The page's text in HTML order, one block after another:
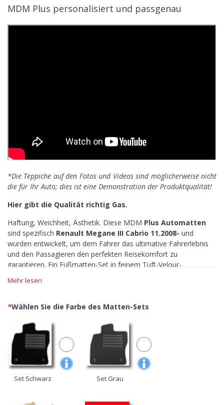
MDM Plus personalisiert und passgenau
*Die Teppiche auf den Fotos und Videos sind möglicherweise nicht
die für Ihr Auto; dies ist eine Demonstration der Produktqualität!
Hier gibt die Qualität richtig Gas.
Haftung, Weichheit, Ästhetik. Diese MDM Plus Automatten
sind spezifisch Renault Megane III Cabrio 11.2008- und
wurden entwickelt, um dem Fahrer das ultimative Fahrerlebnis
und den Passagieren den perfekten Reisekomfort zu
garantieren. Ein Fußmatten-Set in feinem Tuft-Velour-
11.2008- zeichnen sich aus:
Haftung >
die MDM Plus-Automatten sind mit rutschfesten
Einfassungen und Unterseiten ausgestattet, sie werden nach
Maß angefertigt und ihre Form wird perfekt auf die
Linienführung Ihres Autos abgestimmt. Sie haben auch originale
Befestigungsysteme. Maximale Kontrolle, keine Angst, auf das
Pedal zu drücken.
mit dem exklusivsten Teppichboden des gesamten
Mehr lesen
*Wählen Sie die Farbe des Matten-Sets
Set Schwarz Set Grau